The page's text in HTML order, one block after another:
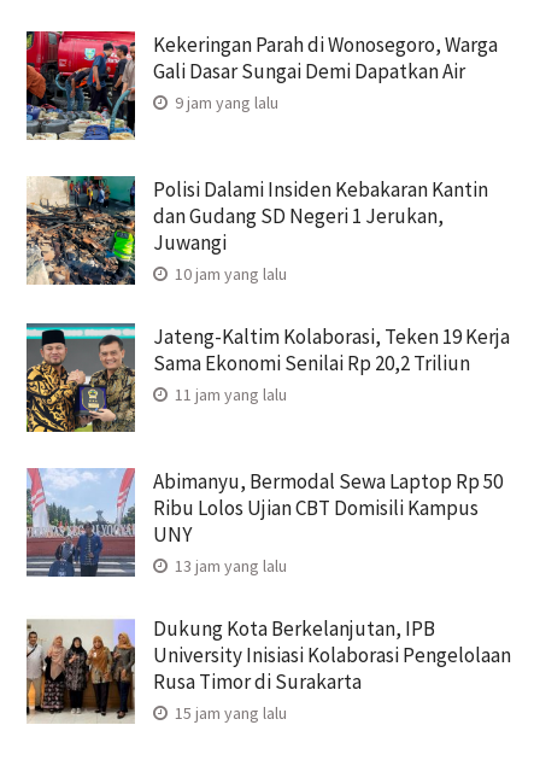
Kekeringan Parah di Wonosegoro, Warga
Gali Dasar Sungai Demi Dapatkan Air
9 jam yang lalu
Polisi Dalami Insiden Kebakaran Kantin
dan Gudang SD Negeri 1 Jerukan,
Juwangi
10 jam yang lalu
Jateng-Kaltim Kolaborasi, Teken 19 Kerja
Sama Ekonomi Senilai Rp 20,2 Triliun
11 jam yang lalu
Abimanyu, Bermodal Sewa Laptop Rp 50
Ribu Lolos Ujian CBT Domisili Kampus
UNY
13 jam yang lalu
Dukung Kota Berkelanjutan, IPB
University Inisiasi Kolaborasi Pengelolaan
Rusa Timor di Surakarta
15 jam yang lalu